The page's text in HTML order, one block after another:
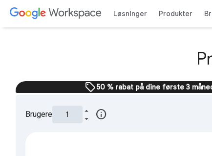
Løsninger Produkter
sell50 % rabat på dine første 3
Brugere info